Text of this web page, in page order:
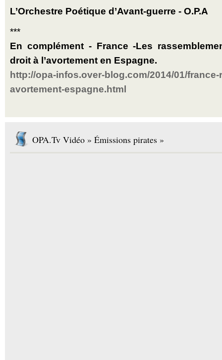
L’Orchestre Poétique d’Avant-guerre - O.P.A
***
En complément - France -Les
droit à l’avortement en Espagne.
http://opa-infos.over-blog.com/2014/01/
avortement-espagne.html
OPA.Tv Vidéo » Émissions pirates »